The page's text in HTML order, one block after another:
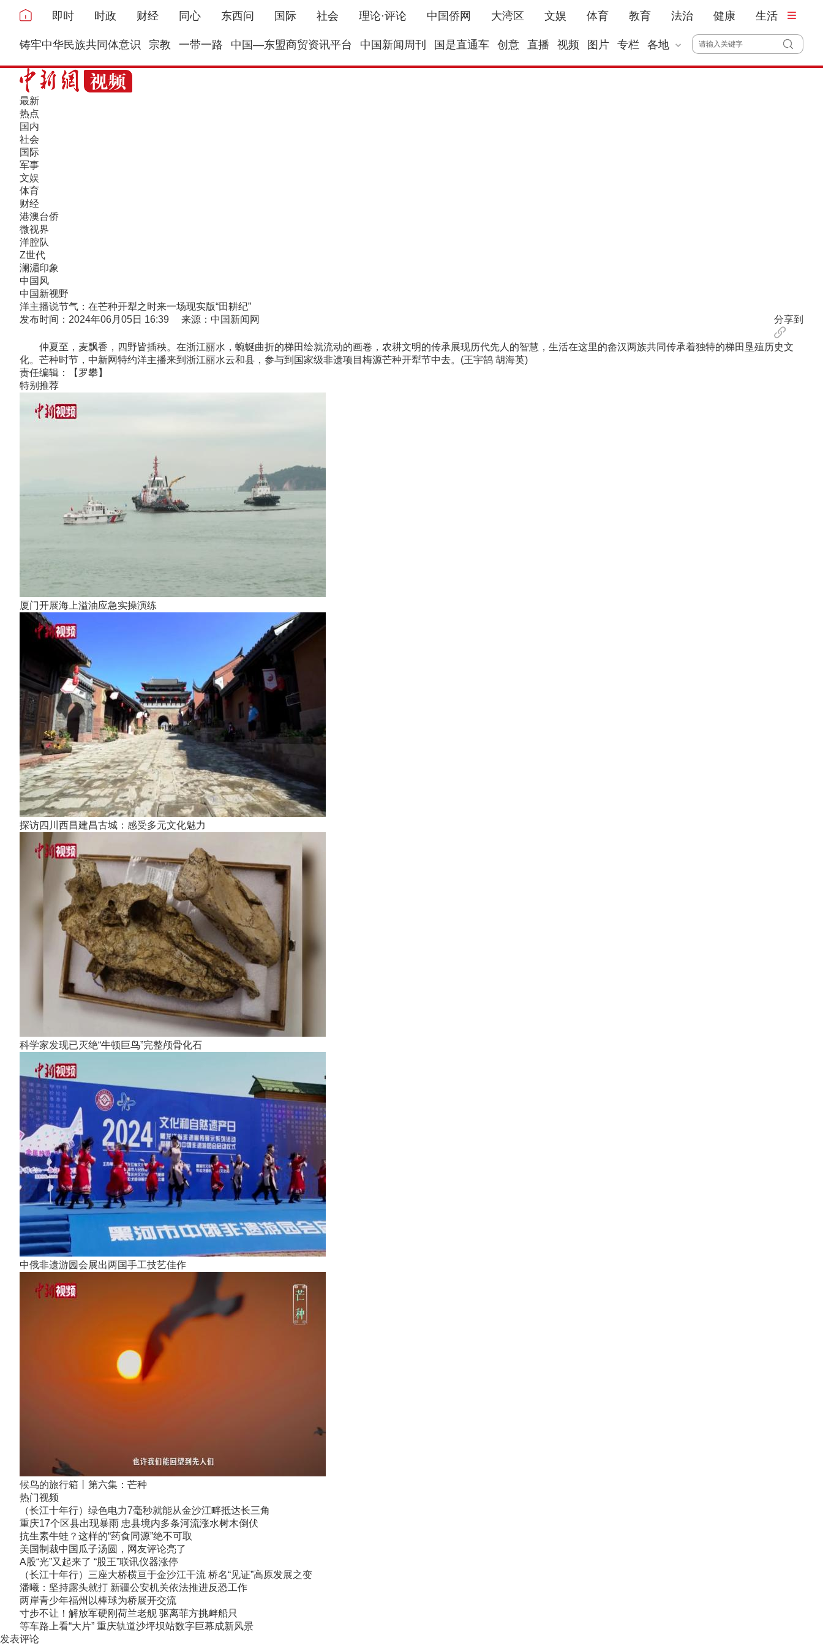
即时 时政 财经 同心 东西问 国际 社会 理论·评论 中国侨网 大湾区 文娱 体育 教育 法治 健康 生活
铸牢中华民族共同体意识 宗教 一带一路 中国—东盟商贸资讯平台 中国新闻周刊 国是直通车 创意 直播 视频 图片 专栏 各地
最新
热点
国内
社会
国际
军事
文娱
体育
财经
港澳台侨
微视界
洋腔队
Z世代
澜湄印象
中国风
中国新视野
洋主播说节气：在芒种开犁之时来一场现实版“田耕纪”
发布时间：2024年06月05日 16:39 来源：中国新闻网
分享到
仲夏至，麦飘香，四野皆插秧。在浙江丽水，蜿蜒曲折的梯田绘就流动的画卷，农耕文明的传承展现历代先人的智慧，生活在这里的畲汉两族共同传承着独特的梯田垦殖历史文
化。芒种时节，中新网特约洋主播来到浙江丽水云和县，参与到国家级非遗项目梅源芒种开犁节中去。(王宇鹄 胡海英)
责任编辑：【罗攀】
特别推荐
厦门开展海上溢油应急实操演练
探访四川西昌建昌古城：感受多元文化魅力
科学家发现已灭绝“牛顿巨鸟”完整颅骨化石
中俄非遗游园会展出两国手工技艺佳作
候鸟的旅行箱丨第六集：芒种
热门视频
（长江十年行）绿色电力7毫秒就能从金沙江畔抵达长三角
重庆17个区县出现暴雨 忠县境内多条河流涨水树木倒伏
抗生素牛蛙？这样的“药食同源”绝不可取
美国制裁中国瓜子汤圆，网友评论亮了
A股“光”又起来了 “股王”联讯仪器涨停
（长江十年行）三座大桥横亘于金沙江干流 桥名“见证”高原发展之变
潘曦：坚持露头就打 新疆公安机关依法推进反恐工作
两岸青少年福州以棒球为桥展开交流
寸步不让！解放军硬刚荷兰老舰 驱离菲方挑衅船只
等车路上看“大片” 重庆轨道沙坪坝站数字巨幕成新风景
发表评论